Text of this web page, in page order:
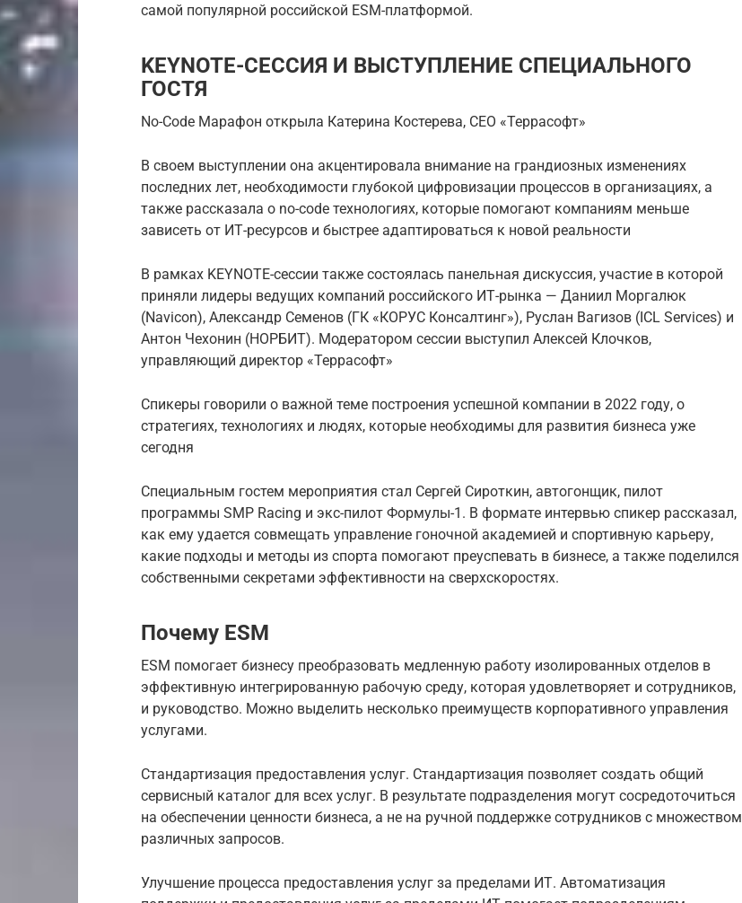
самой популярной российской ESM-платформой.
KEYNOTE-СЕССИЯ И ВЫСТУПЛЕНИЕ СПЕЦИАЛЬНОГО
ГОСТЯ
No-Code Марафон открыла Катерина Костерева, CEO «Террасофт»
В своем выступлении она акцентировала внимание на грандиозных изменениях
последних лет, необходимости глубокой цифровизации процессов в организациях, а
также рассказала о no-code технологиях, которые помогают компаниям меньше
зависеть от ИТ-ресурсов и быстрее адаптироваться к новой реальности
В рамках KEYNOTE-сессии также состоялась панельная дискуссия, участие в которой
приняли лидеры ведущих компаний российского ИТ-рынка — Даниил Моргалюк
(Navicon), Александр Семенов (ГК «КОРУС Консалтинг»), Руслан Вагизов (ICL Services) и
Антон Чехонин (НОРБИТ). Модератором сессии выступил Алексей Клочков,
управляющий директор «Террасофт»
Спикеры говорили о важной теме построения успешной компании в 2022 году, о
стратегиях, технологиях и людях, которые необходимы для развития бизнеса уже
сегодня
Специальным гостем мероприятия стал Сергей Сироткин, автогонщик, пилот
программы SMP Racing и экс-пилот Формулы-1. В формате интервью спикер рассказал,
как ему удается совмещать управление гоночной академией и спортивную карьеру,
какие подходы и методы из спорта помогают преуспевать в бизнесе, а также поделился
собственными секретами эффективности на сверхскоростях.
Почему ESM
ESM помогает бизнесу преобразовать медленную работу изолированных отделов в
эффективную интегрированную рабочую среду, которая удовлетворяет и сотрудников,
и руководство. Можно выделить несколько преимуществ корпоративного управления
услугами.
Стандартизация предоставления услуг. Стандартизация позволяет создать общий
сервисный каталог для всех услуг. В результате подразделения могут сосредоточиться
на обеспечении ценности бизнеса, а не на ручной поддержке сотрудников с множеством
различных запросов.
Улучшение процесса предоставления услуг за пределами ИТ. Автоматизация